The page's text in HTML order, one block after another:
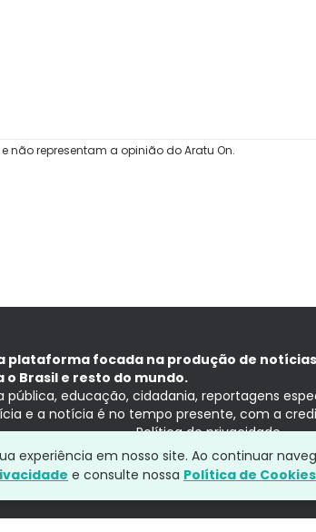
não representam a opinião do Aratu On.
plataforma focada na produção de
o Brasil e resto do mundo.
pública, educação, cidadania, reportagens
e a notícia é no tempo presente, com a
Política de privacidade
experiência em nosso site. Ao continuar
e consulte nossa Política de